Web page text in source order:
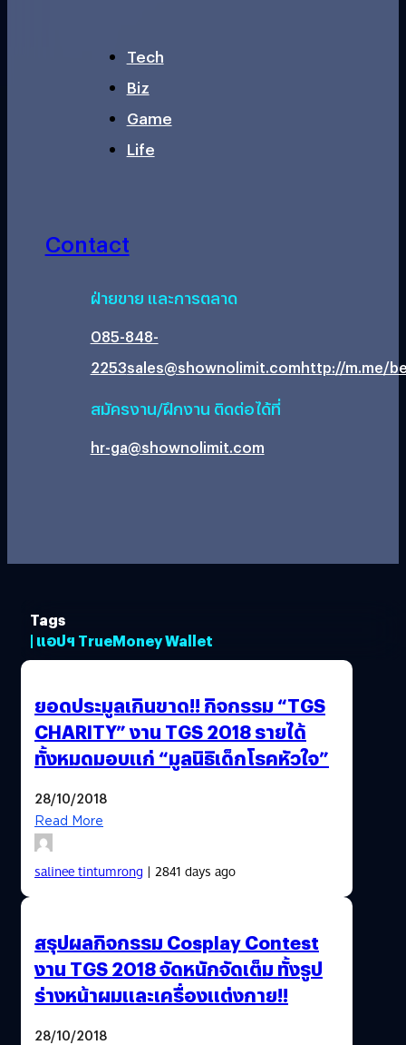
Tech
Biz
Game
Life
Contact
ฝ่ายขาย และการตลาด
085-848-
2253sales@shownolimit.comhttp://m.me/
สมัครงาน/ฝึกงาน ติดต่อได้ที่
hr-ga@shownolimit.com
Tags
| แอปฯ TrueMoney Wallet
ยอดประมูลเกินขาด!! กิจกรรม “TGS
CHARITY” งาน TGS 2018 รายได้
ทั้งหมดมอบแก่ “มูลนิธิเด็กโรคหัวใจ”
28/10/2018
Read More
salinee tintumrong | 2841 days ago
สรุปผลกิจกรรม Cosplay Contest
งาน TGS 2018 จัดหนักจัดเต็ม ทั้งรูป
ร่างหน้าผมและเครื่องแต่งกาย!!
28/10/2018